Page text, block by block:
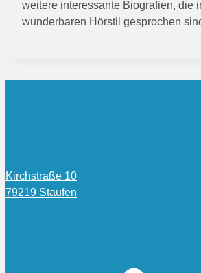
weitere interessante Biografien, die
wunderbaren Hörstil gesprochen
Kirchstraße 10
79219 Staufen